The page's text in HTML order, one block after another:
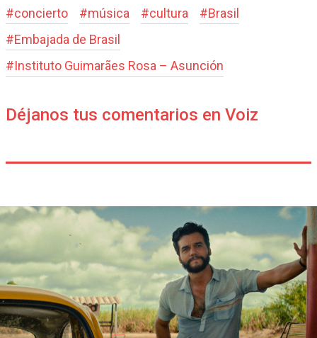
#concierto #música #cultura #Brasil
#Embajada de Brasil
#Instituto Guimarães Rosa – Asunción
Déjanos tus comentarios en Voiz